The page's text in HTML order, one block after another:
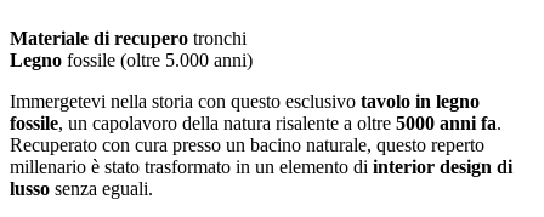
Materiale di recupero tronchi
Legno fossile (oltre 5.000 anni)
Immergetevi nella storia con questo esclusivo tavolo in legno
fossile, un capolavoro della natura risalente a oltre 5000 anni fa.
Recuperato con cura presso un bacino naturale, questo reperto
millenario è stato trasformato in un elemento di interior design di
lusso senza eguali.